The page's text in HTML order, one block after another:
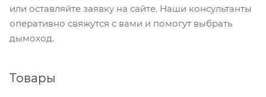
или оставляйте заявку на сайте. Наши консультанты
оперативно свяжутся с вами и помогут выбрать
дымоход.
Товары